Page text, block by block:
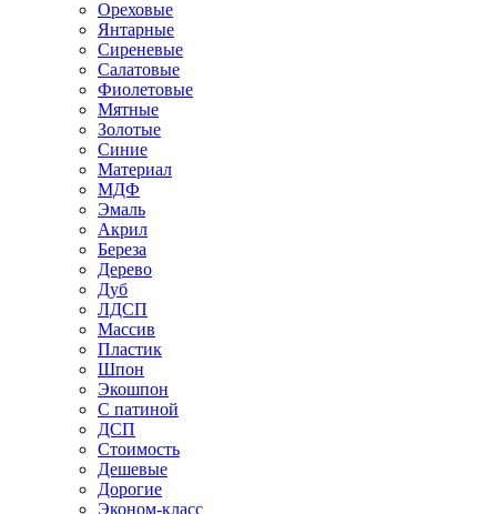
Ореховые
Янтарные
Сиреневые
Салатовые
Фиолетовые
Мятные
Золотые
Синие
Материал
МДФ
Эмаль
Акрил
Береза
Дерево
Дуб
ЛДСП
Массив
Пластик
Шпон
Экошпон
С патиной
ДСП
Стоимость
Дешевые
Дорогие
Эконом-класс